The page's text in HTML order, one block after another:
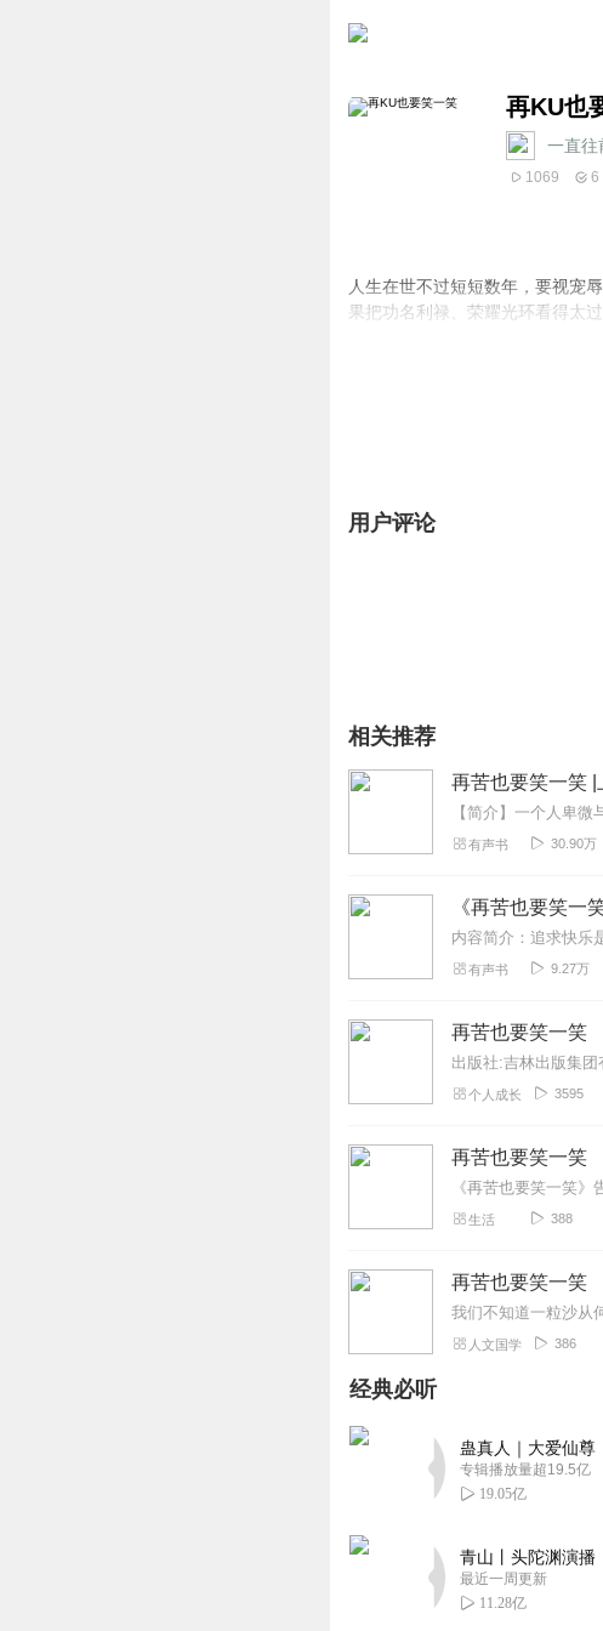
再KU也
一直往
1069 6
人生在世不过短短数年，要视宠
果把功名利禄、荣耀光环看得太
用户评论
相关推荐
再苦也要笑一笑 |
有声书 30.90万
《再苦也要笑一
有声书 9.27万
再苦也要笑一笑
个人成长 3595
再苦也要笑一笑
生活 388
再苦也要笑一笑
人文国学 386
经典必听
蛊真人｜大爱仙尊
专辑播放量超19.5亿
19.05亿
青山丨头陀渊演播
最近一周更新
11.28亿